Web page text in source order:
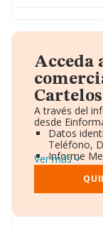
Acceda
A través del
desde
Datos
Teléfono,
Informe
Gráficos
Consejo
Directivos
Ver más